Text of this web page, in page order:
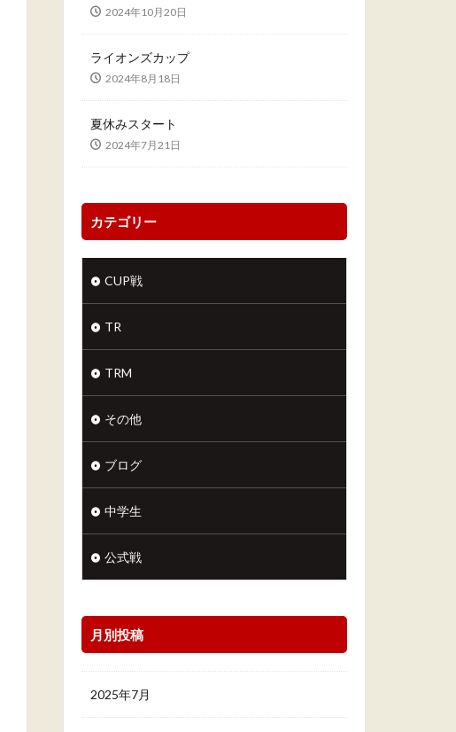
2024年10月20日
ライオンズカップ
2024年8月18日
夏休みスタート
2024年7月21日
カテゴリー
CUP戦
TR
TRM
その他
ブログ
中学生
公式戦
月別投稿
2025年7月